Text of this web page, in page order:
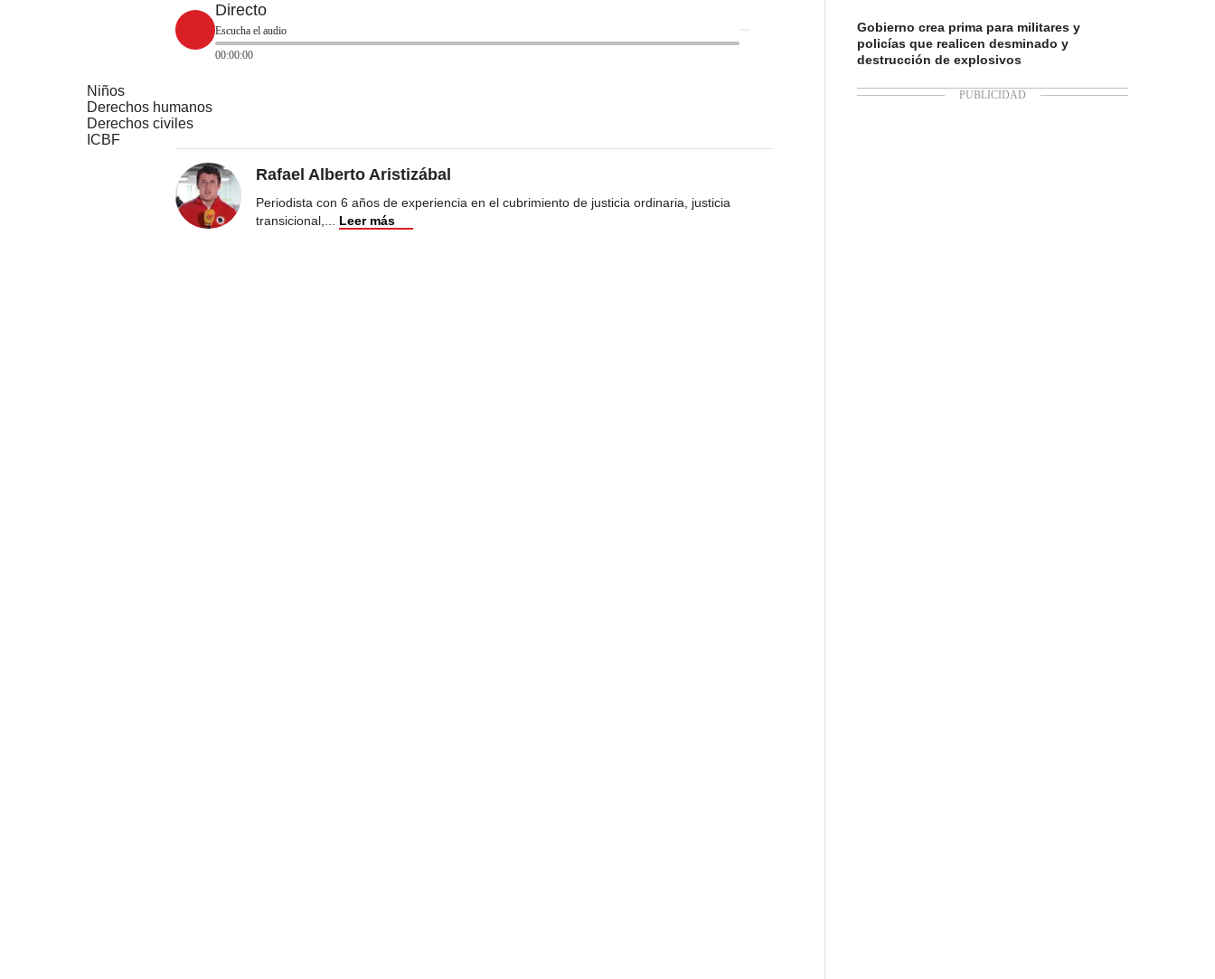
Directo
Escucha el audio
00:00:00
Niños
Derechos humanos
Derechos civiles
ICBF
Rafael Alberto Aristizábal
Periodista con 6 años de experiencia en el cubrimiento de justicia ordinaria, justicia
transicional,... Leer más
Gobierno crea prima para militares y
policías que realicen desminado y
destrucción de explosivos